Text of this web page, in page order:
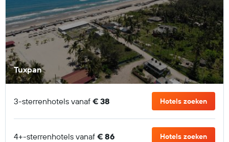
Tuxpan
3-sterrenhotels vanaf € 38 Hotels zoeken
4+-sterrenhotels vanaf € 86 Hotels zoeken